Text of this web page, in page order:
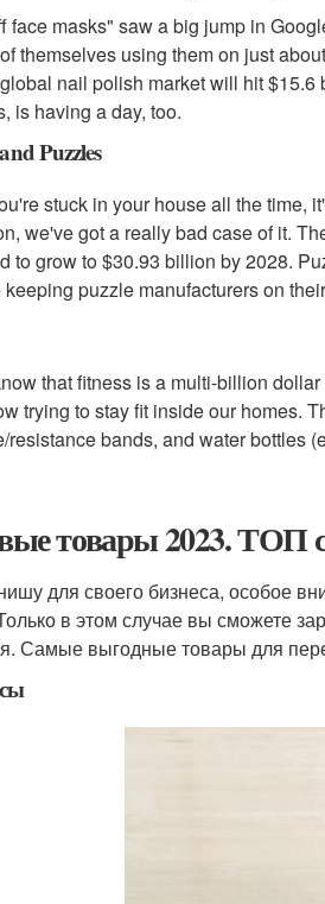
face masks" saw a big jump in
themselves using them on just
nail polish market will hit
is having a day, too.
Puzzles
stuck in your house all the time,
we've got a really bad case of it.
to grow to $30.93 billion by 2028.
puzzle manufacturers on
that fitness is a multi-billion
trying to stay fit inside our homes.
resistance bands, and water bottles
товары 2023. ТОП
для своего бизнеса, особое
в этом случае вы сможете
Самые выгодные товары для